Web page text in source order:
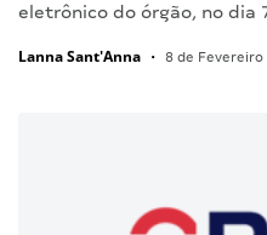
eletrônico do órgão, no dia
Lanna Sant'Anna • 8 de Fevereiro